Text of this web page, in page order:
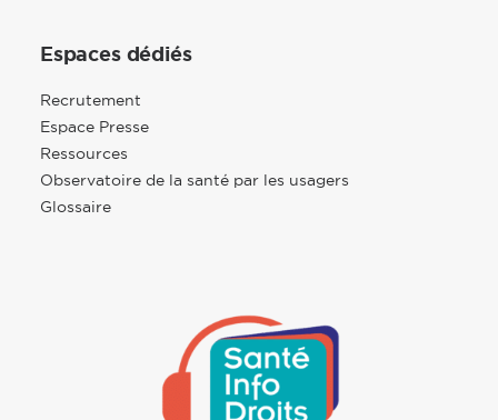
Espaces dédiés
Recrutement
Espace Presse
Ressources
Observatoire de la santé par les usagers
Glossaire